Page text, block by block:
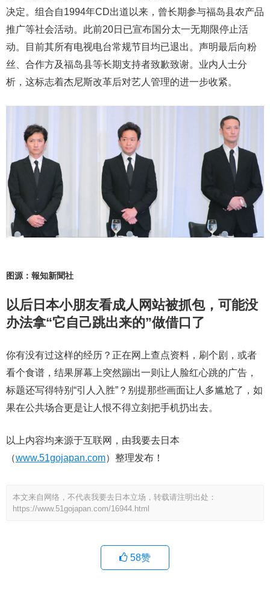
决定。组合自1994年CD出道以来，曾长期参与福岛县农产品
推广等社会活动。此前20日已宣布国分太一无期限停止活
动。目前其所有电视电台常规节目均已退出。声明最后向粉
丝、合作方及福岛县等长期支持者致歉致谢。业内人士分
析，这标志着杰尼斯改革后对艺人管理的进一步收紧。
图源：報知新聞社
以后日本小朋友看成人网站被抓包，可能没
办法拿“它自己跳出来的”做借口了
你有没有过这样的经历？正在网上查点资料，刷个剧，或者
看个食谱，结果屏幕上突然蹦出一则让人脸红心跳的广告，
标题还写得特别“引人入胜”？别提那些画面让人多尴尬了，如
果在公共场合更是让人恨不得立刻把手机扔出去。
以上内容均来源于互联网，由我要去日本
（www.51gojapan.com）整理发布！
本文来自网络，不代表我要去日本立场，转载请注明出处：
https://www.51gojapan.com/16944.html
58赞